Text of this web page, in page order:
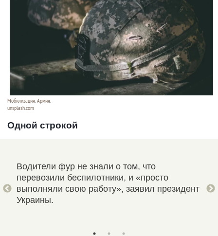
Мобилизация. Армия.
unsplash.com
Одной строкой
Водители фур не знали о том, что
перевозили беспилотники, и «просто
выполняли свою работу», заявил президент
Украины.